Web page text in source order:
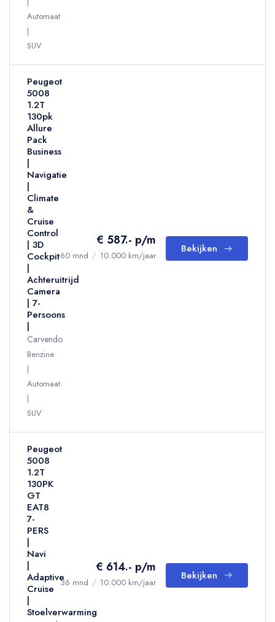
Automaat
SUV
Peugeot
5008
1.2T
130pk
Allure
Pack
Business
|
Navigatie
|
Climate
&
Cruise
Control
| 3D
Cockpit
|
Achteruitrijd
Camera
| 7-
Persoons
|
Carvendo
Benzine
Automaat
SUV
€ 587.- p/m
60 mnd / 10.000 km/jaar
Bekijken
Peugeot
5008
1.2T
130PK
GT
EAT8
7-
PERS
|
Navi
|
Adaptive
Cruise
|
Stoelverwarming
€ 614.- p/m
36 mnd / 10.000 km/jaar
Bekijken